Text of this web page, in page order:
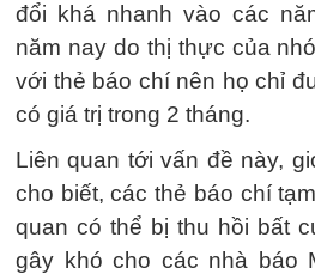
đổi khá nhanh vào các
năm nay do thị thực của
với thẻ báo chí nên họ chỉ
có giá trị trong 2 tháng.
Liên quan tới vấn đề này,
cho biết, các thẻ báo chí
quan có thể bị thu hồi bất
gây khó cho các nhà báo